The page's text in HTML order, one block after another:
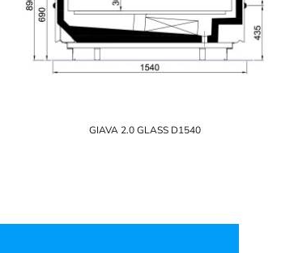
GIAVA 2.0 GLASS D1540